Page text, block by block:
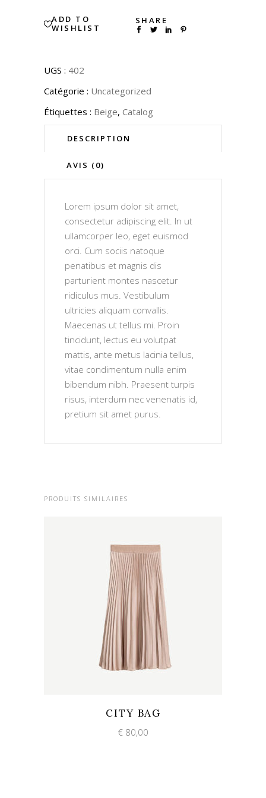
ADD TO
WISHLIST
SHARE
UGS : 402
Catégorie : Uncategorized
Étiquettes : Beige, Catalog
DESCRIPTION
AVIS (0)
Lorem ipsum dolor sit amet,
consectetur adipiscing elit. In ut
ullamcorper leo, eget euismod
orci. Cum sociis natoque
penatibus et magnis dis
parturient montes nascetur
ridiculus mus. Vestibulum
ultricies aliquam convallis.
Maecenas ut tellus mi. Proin
tincidunt, lectus eu volutpat
mattis, ante metus lacinia tellus,
vitae condimentum nulla enim
bibendum nibh. Praesent turpis
risus, interdum nec venenatis id,
pretium sit amet purus.
PRODUITS SIMILAIRES
CITY BAG
€ 80,00